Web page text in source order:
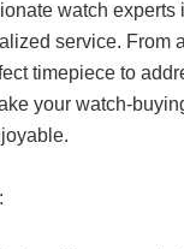
watch experts
service. From
timepiece to
your watch-